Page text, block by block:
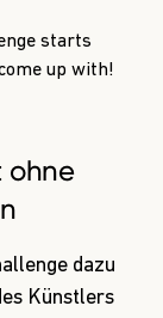
starts
up with!
ohne
dazu
Künstlers